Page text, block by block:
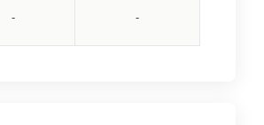
- -